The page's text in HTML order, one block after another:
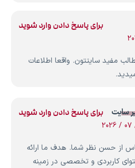
مفید سایتتون. واقعا اطلاعات
برای پاسخ دادن وارد شوید
سایت
از حسن نظر شما. هدف ما ارائه
کاربردی و تخصصی در زمینه
برای پاسخ دادن وارد شوید